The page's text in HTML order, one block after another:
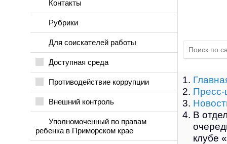
Контакты
Рубрики
Для соискателей работы
Доступная среда
Противодействие коррупции
Внешний контроль
Уполномоченный по правам
ребенка в Приморском крае
Пресс-
В
клубе